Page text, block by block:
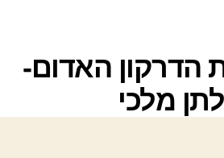
הדרקון האדום-
מלכי